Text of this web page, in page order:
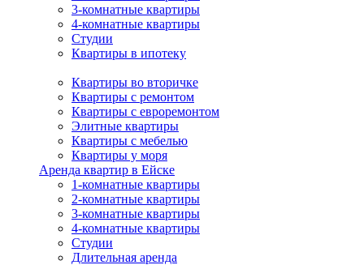
3-комнатные квартиры
4-комнатные квартиры
Студии
Квартиры в ипотеку
Квартиры во вторичке
Квартиры с ремонтом
Квартиры с евроремонтом
Элитные квартиры
Квартиры с мебелью
Квартиры у моря
Аренда квартир в Ейске
1-комнатные квартиры
2-комнатные квартиры
3-комнатные квартиры
4-комнатные квартиры
Студии
Длительная аренда